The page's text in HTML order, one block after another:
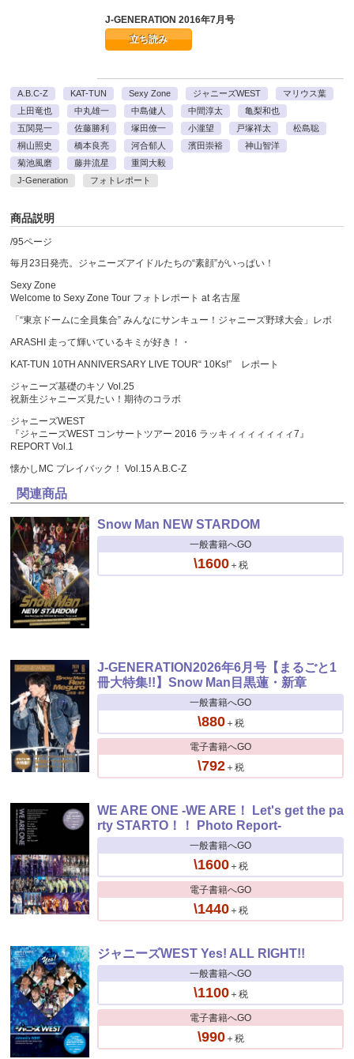
J-GENERATION 2016年7月号
立ち読み
A.B.C-Z KAT-TUN Sexy Zone ジャニーズWEST
マリウス葉
上田竜也
中丸雄一 中島健人 中間淳太
亀梨和也
五関晃一
佐藤勝利 塚田僚一 小瀧望 戸塚祥太
松島聡
桐山照史
橋本良亮 河合郁人 濱田崇裕
神山智洋
菊池風磨
藤井流星
重岡大毅
J-Generation
フォトレポート
商品説明
/95ページ
毎月23日発売。ジャニーズアイドルたちの“素顔”がいっぱい！
Sexy Zone
Welcome to Sexy Zone Tour フォトレポート at 名古屋
「“東京ドームに全員集合” みんなにサンキュー！ジャニーズ野球大会」レポ
ARASHI 走って輝いているキミが好き！・
KAT-TUN 10TH ANNIVERSARY LIVE TOUR“ 10Ks!” レポート
ジャニーズ基礎のキソ Vol.25
祝新生ジャニーズ見たい！期待のコラボ
ジャニーズWEST
『ジャニーズWEST コンサートツアー 2016 ラッキィィィィィィィ7』
REPORT Vol.1
懐かしMC プレイバック！ Vol.15 A.B.C-Z
関連商品
Snow Man NEW STARDOM
一般書籍へGO
\1600＋税
J-GENERATION2026年6月号【まるごと1
冊大特集!!】Snow Man目黒蓮・新章
一般書籍へGO
\880＋税
電子書籍へGO
\792＋税
WE ARE ONE -WE ARE！ Let's get the pa
rty STARTO！！ Photo Report-
一般書籍へGO
\1600＋税
電子書籍へGO
\1440＋税
ジャニーズWEST Yes! ALL RIGHT!!
一般書籍へGO
\1100＋税
電子書籍へGO
\990＋税